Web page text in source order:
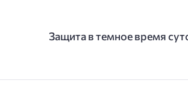
Защита в темное время